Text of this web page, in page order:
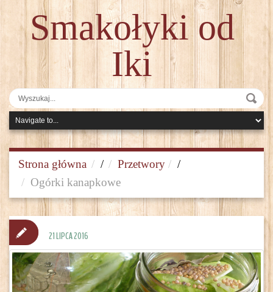
Smakołyki od
Iki
Strona główna / Przetwory
/
Ogórki kanapkowe
21 LIPCA 2016